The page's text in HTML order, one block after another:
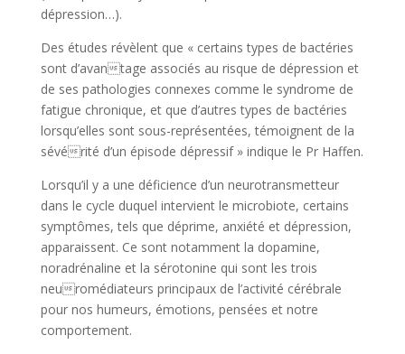
dépression…).
Des études révèlent que « certains types de bactéries
sont d’avantage associés au risque de dépression et
de ses pathologies connexes comme le syndrome de
fatigue chronique, et que d’autres types de bactéries
lorsqu’elles sont sous-représentées, témoignent de la
sévérité d’un épisode dépressif » indique le Pr Haffen.
Lorsqu’il y a une déficience d’un neurotransmetteur
dans le cycle duquel intervient le microbiote, certains
symptômes, tels que déprime, anxiété et dépression,
apparaissent. Ce sont notamment la dopamine,
noradrénaline et la sérotonine qui sont les trois
neuromédiateurs principaux de l’activité cérébrale
pour nos humeurs, émotions, pensées et notre
comportement.